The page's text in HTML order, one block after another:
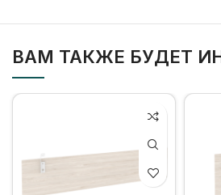
ВАМ ТАКЖЕ БУДЕТ